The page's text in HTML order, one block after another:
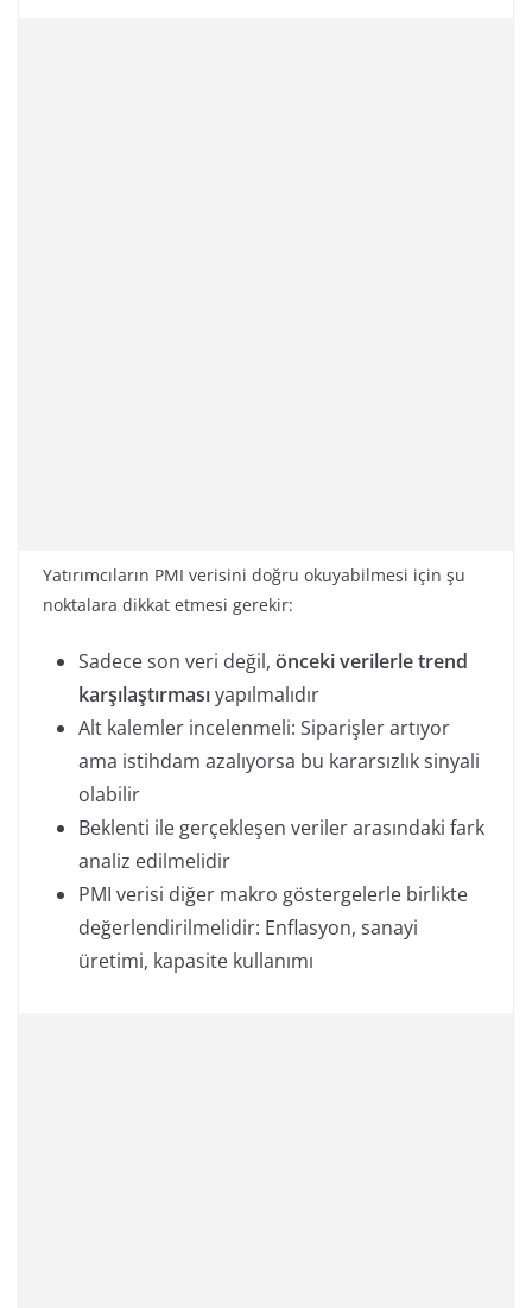
Yatırımcıların PMI verisini doğru okuyabilmesi için şu
noktalara dikkat etmesi gerekir:
Sadece son veri değil, önceki verilerle trend
karşılaştırmasıyapılmalıdır
Alt kalemler incelenmeli: Siparişler artıyor
ama istihdam azalıyorsa bu kararsızlık sinyali
olabilir
Beklenti ile gerçekleşen veriler arasındaki fark
analiz edilmelidir
PMI verisi diğer makro göstergelerle birlikte
değerlendirilmelidir: Enflasyon, sanayi
üretimi, kapasite kullanımı